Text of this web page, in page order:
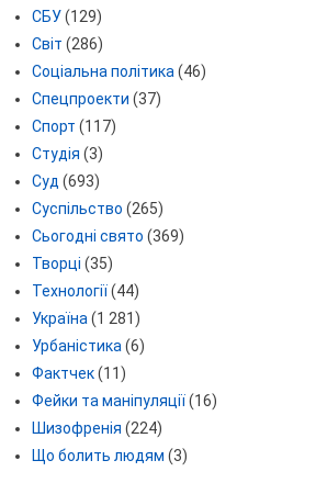
СБУ(129)
Світ (286)
Соціальна політика (46)
Спецпроекти (37)
Спорт (117)
Студія (3)
Суд (693)
Суспільство (265)
Сьогодні свято (369)
Творці (35)
Технології(44)
Україна (1 281)
Урбаністика (6)
Фактчек(11)
Фейки та маніпуляції(16)
Шизофренія (224)
Що болить людям (3)